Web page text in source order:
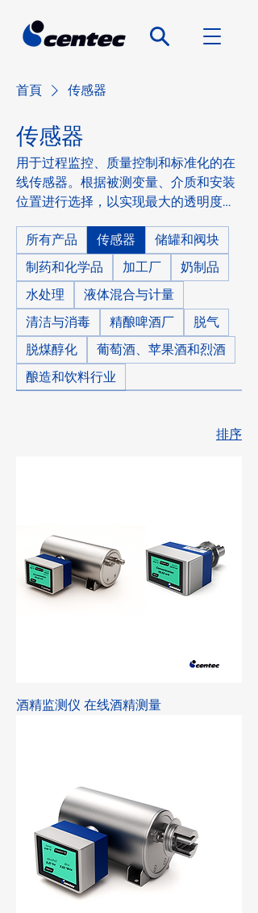
首頁 传感器
传感器
用于过程监控、质量控制和标准化的在
线传感器。根据被测变量、介质和安装
位置进行选择，以实现最大的透明度和
所有产品
传感器
储罐和阀块
制药和化学品
加工厂
奶制品
水处理
液体混合与计量
清洁与消毒
精酿啤酒厂
脱气
脱煤醇化
葡萄酒、苹果酒和烈酒
酿造和饮料行业
排序
酒精监测仪 在线酒精测量